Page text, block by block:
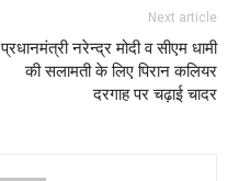
Next article
प्रधानमंत्री नरेन्द्र मोदी व सीएम धामी
की सलामती के लिए पिरान कलियर
दरगाह पर चढ़ाई चादर